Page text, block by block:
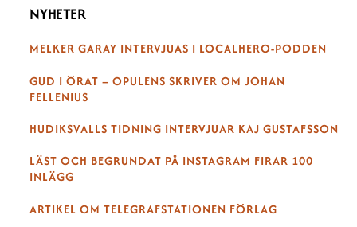
NYHETER
MELKER GARAY INTERVJUAS I LOCALHERO-PODDEN
GUD I ÖRAT – OPULENS SKRIVER OM JOHAN
FELLENIUS
HUDIKSVALLS TIDNING INTERVJUAR KAJ GUSTAFSSON
LÄST OCH BEGRUNDAT PÅ INSTAGRAM FIRAR 100
INLÄGG
ARTIKEL OM TELEGRAFSTATIONEN FÖRLAG